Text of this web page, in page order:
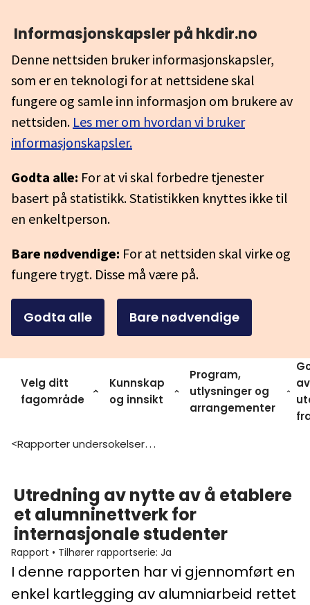
Informasjonskapsler på hkdir.no
Denne nettsiden bruker informasjonskapsler,
som er en teknologi for at nettsidene skal
fungere og samle inn informasjon om brukere av
nettsiden. Les mer om hvordan vi bruker
informasjonskapsler.
Godta alle: For at vi skal forbedre tjenester
basert på statistikk. Statistikken knyttes ikke til
en enkeltperson.
Bare nødvendige: For at nettsiden skal virke og
fungere trygt. Disse må være på.
Godta alle Bare nødvendige
Velg ditt
fagområde
Kunnskap
og innsikt
Program,
utlysninger og
arrangementer
av
> Rapporter undersokelser og statistikk
Utredning av nytte av å etablere
et alumninettverk for
internasjonale studenter
Rapport • Tilhører rapportserie: Ja
I denne rapporten har vi gjennomført en
enkel kartlegging av alumniarbeid rettet